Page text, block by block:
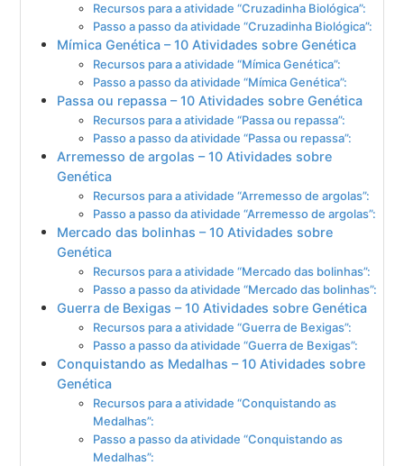
Recursos para a atividade “Cruzadinha Biológica”:
Passo a passo da atividade “Cruzadinha Biológica”:
Mímica Genética – 10 Atividades sobre Genética
Recursos para a atividade “Mímica Genética”:
Passo a passo da atividade “Mímica Genética”:
Passa ou repassa – 10 Atividades sobre Genética
Recursos para a atividade “Passa ou repassa”:
Passo a passo da atividade “Passa ou repassa”:
Arremesso de argolas – 10 Atividades sobre
Genética
Recursos para a atividade “Arremesso de argolas”:
Passo a passo da atividade “Arremesso de argolas”:
Mercado das bolinhas – 10 Atividades sobre
Genética
Recursos para a atividade “Mercado das bolinhas”:
Passo a passo da atividade “Mercado das bolinhas”:
Guerra de Bexigas – 10 Atividades sobre Genética
Recursos para a atividade “Guerra de Bexigas”:
Passo a passo da atividade “Guerra de Bexigas”:
Conquistando as Medalhas – 10 Atividades sobre
Genética
Recursos para a atividade “Conquistando as
Medalhas”:
Passo a passo da atividade “Conquistando as
Medalhas”: